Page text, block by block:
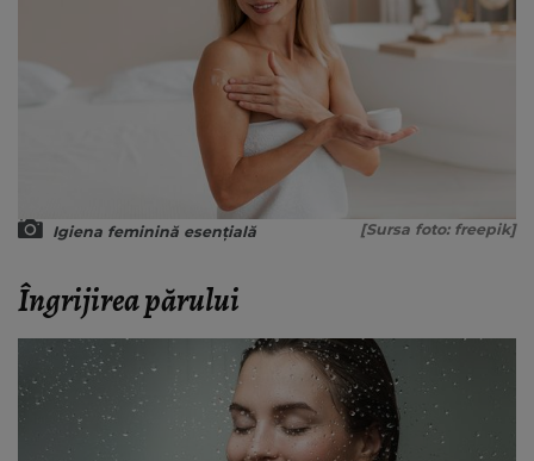
Igiena feminină esențială [Sursa foto: freepik]
Îngrijirea părului